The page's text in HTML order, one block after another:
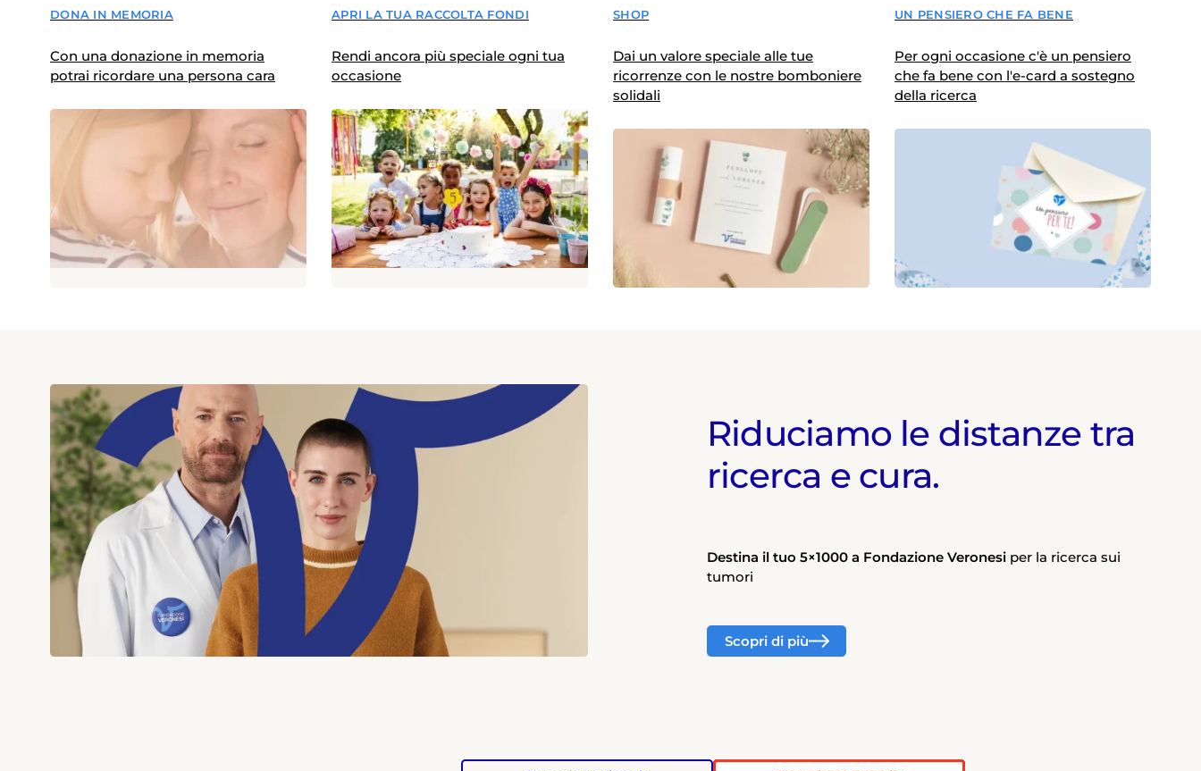
DONA IN MEMORIA
Con una donazione in memoria
potrai ricordare una persona cara
APRI LA TUA RACCOLTA FONDI
Rendi ancora più speciale ogni tua
occasione
SHOP
Dai un valore speciale alle tue
ricorrenze con le nostre bomboniere
solidali
UN PENSIERO CHE FA BENE
Per ogni occasione c'è un pensiero
che fa bene con l'e-card a sostegno
della ricerca
Riduciamo le distanze tra
ricerca e cura.
Destina il tuo 5×1000 a Fondazione Veronesi per la ricerca sui
tumori
Scopri di più